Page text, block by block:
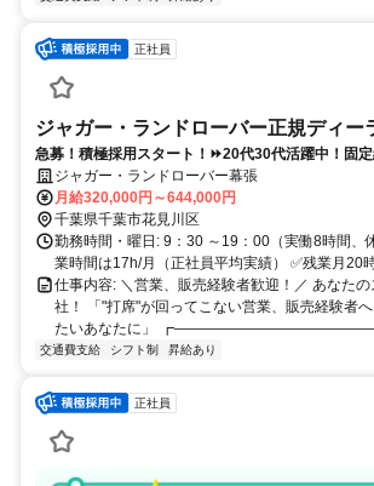
正社員
ジャガー・ランドローバー正規ディー
急募！積極採用スタート！⏩️20代30代活躍中！固
目指せる！営業、販売経験者歓迎！キャリアUP上限
ジャガー・ランドローバー幕張
月給320,000円～644,000円
千葉県千葉市花見川区
勤務時間・曜日: 9：30 ～19：00（実働8時間
業時間は17h/月（正社員平均実績） ✅残業月20
仕事内容: ＼営業、販売経験者歓迎！／ あなた
社！ 「"打席"が回ってこない営業、販売経験者
たいあなたに」
交通費支給 シフト制 昇給あり
正社員